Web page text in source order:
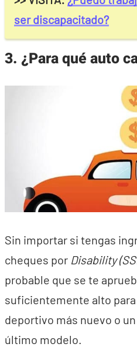
ser discapacitado?
3. ¿Para qué auto
Sin importar si tengas
cheques por Disability
probable que se te
suficientemente alto
deportivo más nuevo o
último modelo.